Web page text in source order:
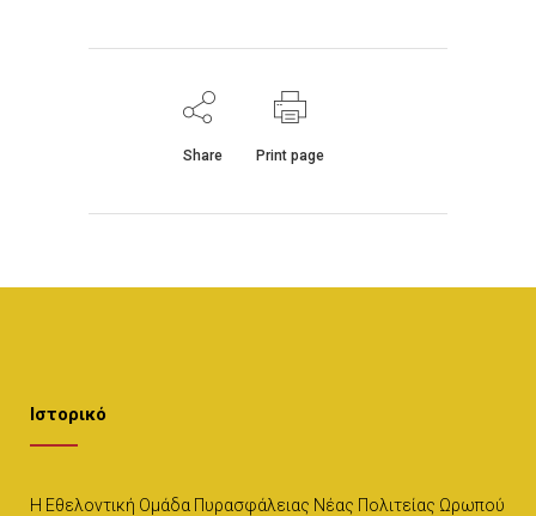
Share Print page
Ιστορικό
Η Εθελοντική Ομάδα Πυρασφάλειας Νέας Πολιτείας Ωρωπού